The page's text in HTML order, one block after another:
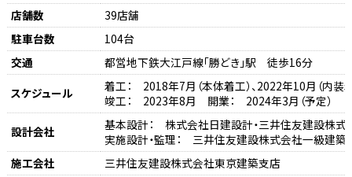
店舗数
39店舗
駐車台数
104台
交通
都営地下鉄大江戸線「勝どき」駅 徒歩16分
スケジュール
着工： 2018年7月（本体着工）、2022年10月（内装
竣工： 2023年8月 開業： 2024年3月（予定）
設計会社
基本設計： 株式会社日建設計・三井住友建設株
実施設計・監理： 三井住友建設株式会社一級建築
施工会社
三井住友建設株式会社東京建築支店